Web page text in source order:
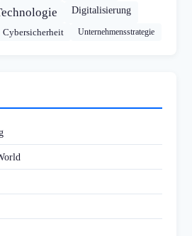
Digitalisierung
Cybersicherheit Unternehmensstrategie